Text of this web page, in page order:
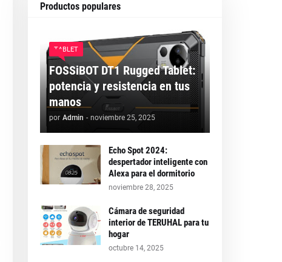
Productos populares
TABLET
FOSSiBOT DT1 Rugged Tablet:
potencia y resistencia en tus
manos
por Admin - noviembre 25, 2025
Echo Spot 2024:
despertador inteligente con
Alexa para el dormitorio
noviembre 28, 2025
Cámara de seguridad
interior de TERUHAL para tu
hogar
octubre 14, 2025